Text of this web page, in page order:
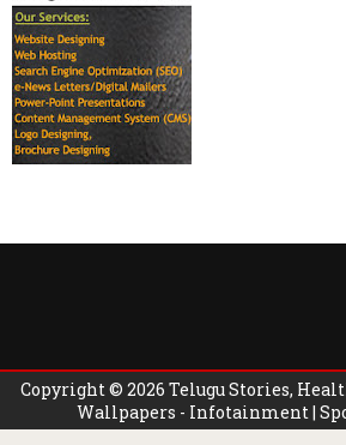
Copyright © 2026 Telugu Stories,
Wallpapers - Infotainment |